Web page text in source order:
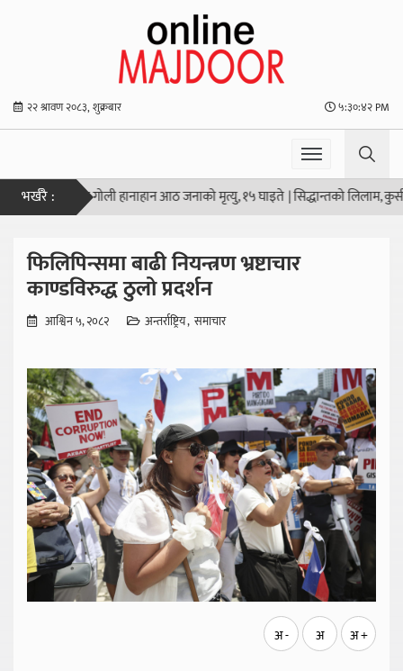
२२ श्रावण २०८३, शुक्रबार ५:३०:४३ PM
भर्खरै :
स्कूलमा गोली हानाहान आठ जनाको मृत्यु, १५ घाइते |सिद्धान्तको लिलाम, कुर्सीको
फिलिपिन्समा बाढी नियन्त्रण भ्रष्टाचार
काण्डविरुद्ध ठुलो प्रदर्शन
आश्विन ५, २०८२ अन्तर्राष्ट्रिय समाचार
अ - अ अ +